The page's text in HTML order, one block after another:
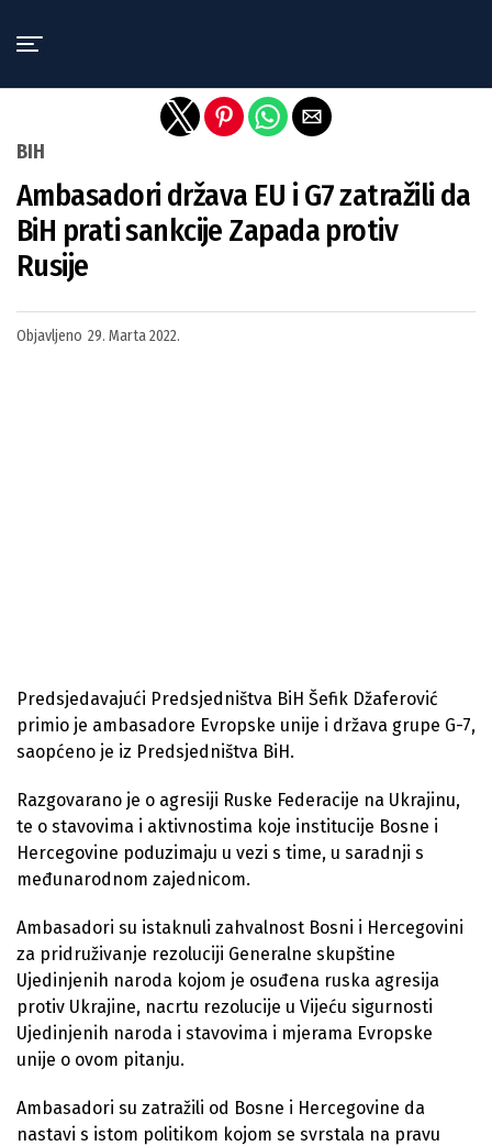
BIH
Ambasadori država EU i G7 zatražili da
BiH prati sankcije Zapada protiv
Rusije
Objavljeno 29. Marta 2022.
Predsjedavajući Predsjedništva BiH Šefik Džaferović
primio je ambasadore Evropske unije i država grupe G-7,
saopćeno je iz Predsjedništva BiH.
Razgovarano je o agresiji Ruske Federacije na Ukrajinu,
te o stavovima i aktivnostima koje institucije Bosne i
Hercegovine poduzimaju u vezi s time, u saradnji s
međunarodnom zajednicom.
Ambasadori su istaknuli zahvalnost Bosni i Hercegovini
za pridruživanje rezoluciji Generalne skupštine
Ujedinjenih naroda kojom je osuđena ruska agresija
protiv Ukrajine, nacrtu rezolucije u Vijeću sigurnosti
Ujedinjenih naroda i stavovima i mjerama Evropske
unije o ovom pitanju.
Ambasadori su zatražili od Bosne i Hercegovine da
nastavi s istom politikom kojom se svrstala na pravu